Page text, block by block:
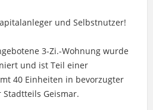
und Selbstnutzer!
3-Zi.-Wohnung wurde
und ist Teil einer
40 Einheiten in bevorzugter
Stadtteils Geismar.